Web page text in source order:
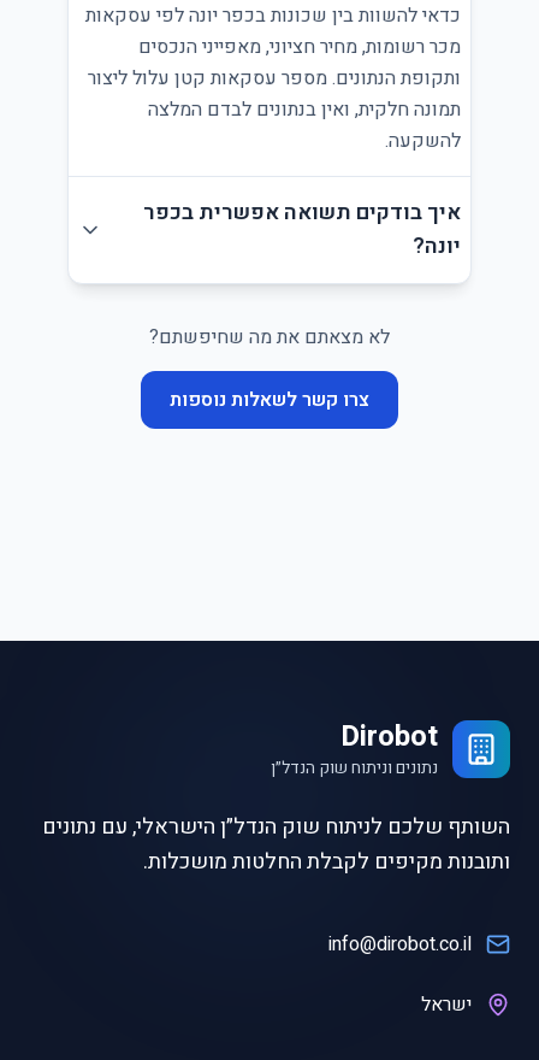
כדאי להשוות בין שכונות בכפר יונה לפי עסקאות
מכר רשומות, מחיר חציוני, מאפייני הנכסים
ותקופת הנתונים. מספר עסקאות קטן עלול ליצור
תמונה חלקית, ואין בנתונים לבדם המלצה
להשקעה.
איך בודקים תשואה אפשרית בכפר
יונה?
לא מצאתם את מה שחיפשתם?
צרו קשר לשאלות נוספות
Dirobot
נתונים וניתוח שוק הנדל״ן
השותף שלכם לניתוח שוק הנדל״ן הישראלי, עם נתונים
ותובנות מקיפים לקבלת החלטות מושכלות.
info@dirobot.co.il
ישראל